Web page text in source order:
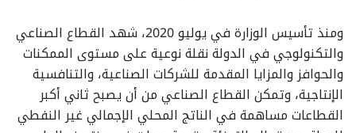
ومنذ تأسيس الوزارة في يوليو 2020، شهد القطاع الصناعي
والتكنولوجي في الدولة نقلة نوعية على مستوى الممكنات
والحوافز والمزايا المقدمة للشركات الصناعية، والتنافسية
الإنتاجية، وتمكن القطاع الصناعي من أن يصبح ثاني أكبر
القطاعات مساهمة في الناتج المحلي الإجمالي غير النفطي